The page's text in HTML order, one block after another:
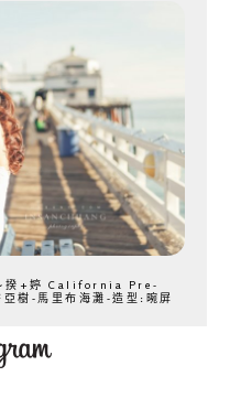
揆+婷 California Pre-
樹-馬里布海灘-造型:晼屏